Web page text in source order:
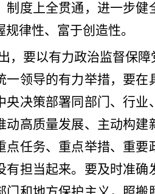
制度上全贯通，进一步
律性、富于创造性。
，要以有力政治监督保
一领导的有力举措，要
央决策部署同部门、行
动高质量发展、主动构
点任务、重点举措、重
有担当起来。要及时准确